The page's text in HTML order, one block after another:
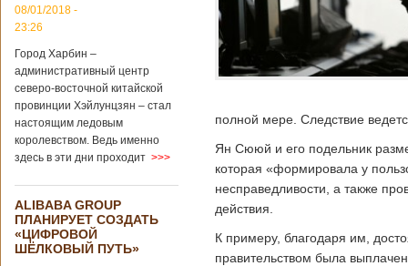
08/01/2018 -
23:26
Город Харбин –
административный центр
северо-восточной китайской
провинции Хэйлунцзян – стал
настоящим ледовым
королевством. Ведь именно
здесь в эти дни проходит >>>
ALIBABA GROUP
ПЛАНИРУЕТ СОЗДАТЬ
«ЦИФРОВОЙ
ШЁЛКОВЫЙ ПУТЬ»
полной мере. Следствие
Ян Сююй и его подельник
которая «формировала у
несправедливости, а также
действия.
К примеру, благодаря им,
правительством была